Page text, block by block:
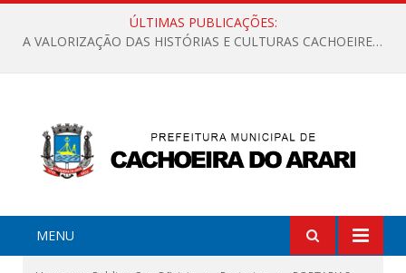
ÚLTIMAS PUBLICAÇÕES:
A VALORIZAÇÃO DAS HISTÓRIAS E CULTURAS CACHOEIRENSES
MENU